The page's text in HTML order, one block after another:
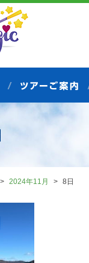
2024年11月 8日